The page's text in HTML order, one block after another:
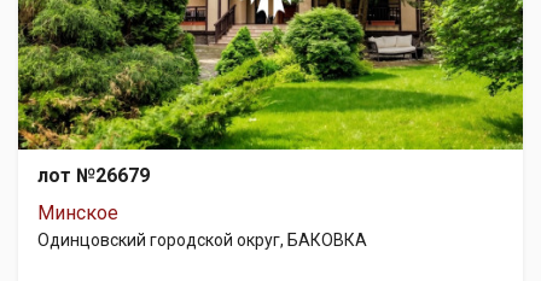
лот №26679
Минское
Одинцовский городской округ, БАКОВКА